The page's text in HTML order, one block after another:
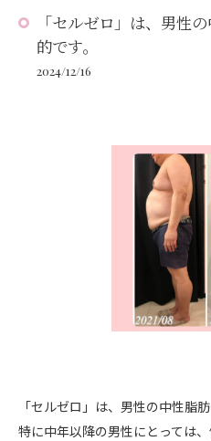
「セルゼロ」は、男性
的です。
2024/12/16
「セルゼロ」は、男性の中性脂
特に中年以降の男性にとっては